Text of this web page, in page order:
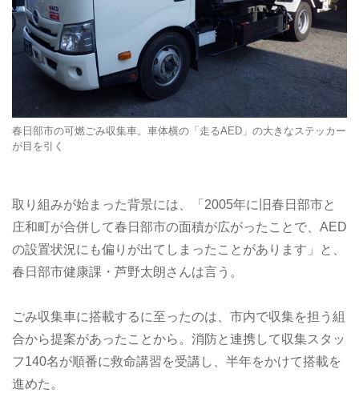
春日部市の可燃ごみ収集車。車体横の「走るAED」の大きなステッカー
が目を引く
取り組みが始まった背景には、「2005年に旧春日部市と
庄和町が合併して春日部市の面積が広がったことで、AED
の設置状況にも偏りが出てしまったことがあります」と、
春日部市健康課・芦野太朗さんは言う。
ごみ収集車に搭載するに至ったのは、市内で収集を担う組
合から提案があったことから。消防と連携して収集スタッ
フ140名が順番に救命講習を受講し、半年をかけて搭載を
進めた。